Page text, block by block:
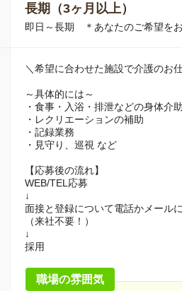
長期（3ヶ月以上）
即日～長期 ＊あなたのご希望を
＼希望に合わせた施設で介護のお
～具体的には～
・食事・入浴・排泄などの身体介助
・レクリエーションの補助
・記録業務
・見守り、巡視 など
【応募後の流れ】
WEB/TEL応募
↓
面接と登録について電話かメール
（来社不要！）
↓
採用
職場の雰囲気